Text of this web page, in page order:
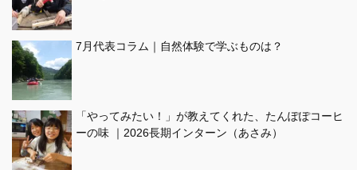
7月代表コラム｜自然体験で学ぶものは？
「やってみたい！」が教えてくれた、たんぽぽコーヒ
ーの味 ｜2026長期インターン（あさみ）